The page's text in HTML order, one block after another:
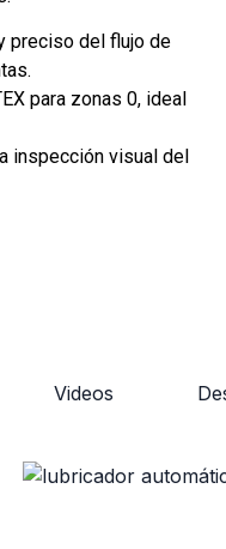
preciso del flujo de
para zonas 0, ideal
inspección visual del
Videos